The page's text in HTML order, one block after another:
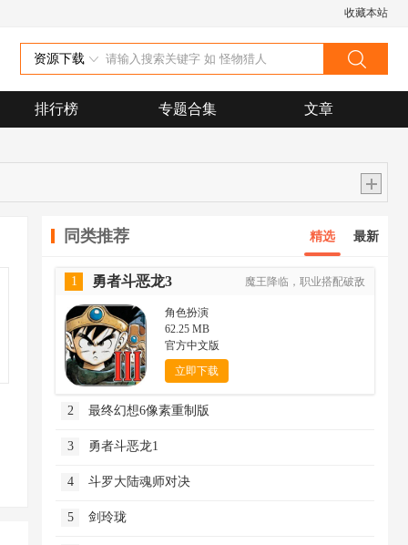
收藏本站
资源下载
排行榜 专题合集 文章
同类推荐 精选 最新
1 勇者斗恶龙3 魔王降临，职业搭配破敌
角色扮演
62.25 MB
官方中文版
立即下载
2 最终幻想6像素重制版
3 勇者斗恶龙1
4 斗罗大陆魂师对决
5 剑玲珑